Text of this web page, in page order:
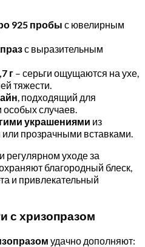
925 пробы с ювелирным
с выразительным
г – серьги ощущаются на ухе,
тяжести.
, подходящий для
особых случаев.
украшениями из
прозрачными вставками.
уходе за
благородный блеск,
и привлекательный
с хризопразом
удачно дополняют: